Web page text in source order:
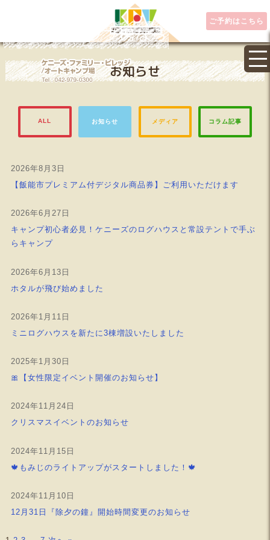
埼玉県キャンプ場なら
ご予約はこちら
お知らせ
ALL お知らせ メディア コラム記事
2026年8月3日
【飯能市プレミアム付デジタル商品券】ご利用いただけます
2026年6月27日
キャンプ初心者必見！ケニーズのログハウスと常設テントで手ぶ
らキャンプ
2026年6月13日
ホタルが飛び始めました
2026年1月11日
ミニログハウスを新たに3棟増設いたしました
2025年1月30日
🎀【女性限定イベント開催のお知らせ】
2024年11月24日
クリスマスイベントのお知らせ
2024年11月15日
🍁もみじのライトアップがスタートしました！🍁
2024年11月10日
12月31日『除夕の鐘』開始時間変更のお知らせ